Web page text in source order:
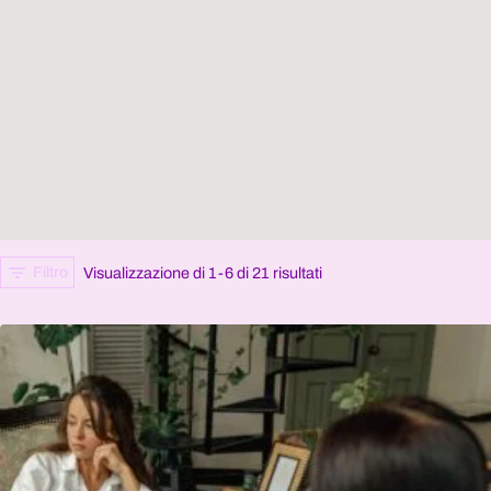
Filtro Visualizzazione di 1-6 di 21 risultati